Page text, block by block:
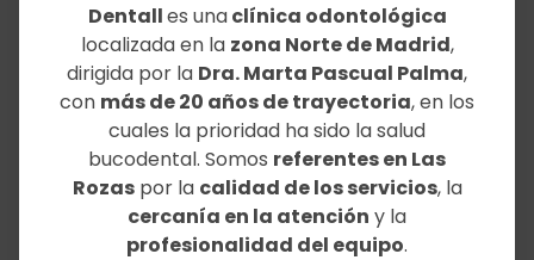
Dentalles unaclínica odontológica
localizada en la zona Norte de Madrid,
dirigida por la Dra. Marta Pascual Palma,
con más de 20 años de trayectoria, en los
cuales la prioridad ha sido la salud
bucodental. Somos referentes en Las
Rozaspor la calidad de los servicios, la
cercanía en la atención y la
profesionalidad del equipo.